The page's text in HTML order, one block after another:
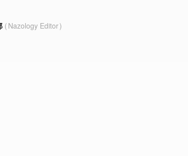
Nazology Editor